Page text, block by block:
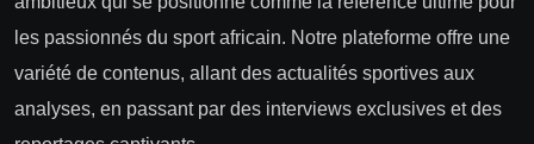
les passionnés du sport africain. Notre plateforme offre une
variété de contenus, allant des actualités sportives aux
analyses, en passant par des interviews exclusives et des